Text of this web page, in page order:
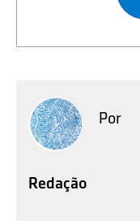
Por
Redação